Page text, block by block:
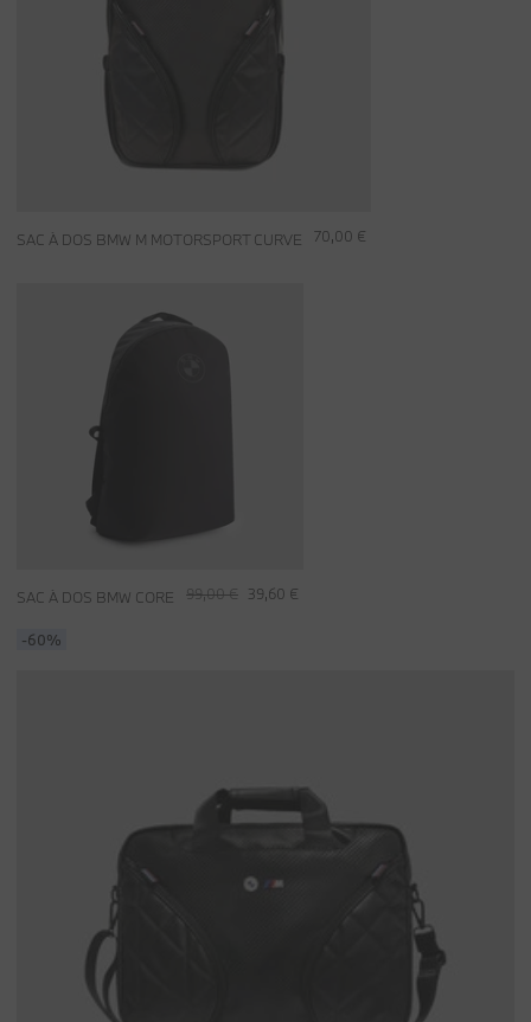
70,00 €
SAC À DOS BMW M MOTORSPORT CURVE
99,00 € 39,60 €
SAC À DOS BMW CORE
-60%